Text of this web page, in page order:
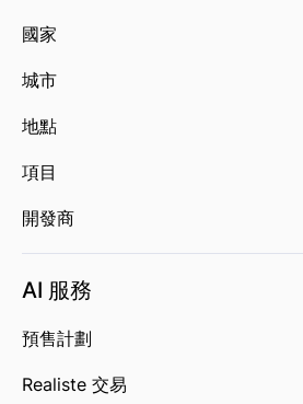
國家
城市
地點
項目
開發商
AI 服務
預售計劃
Realiste 交易